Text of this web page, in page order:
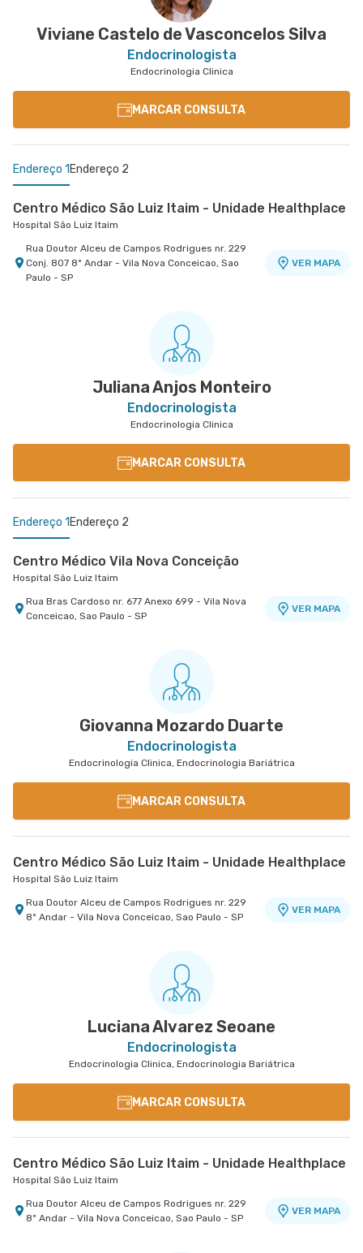
Viviane Castelo de Vasconcelos Silva
Endocrinologista
Endocrinologia Clinica
MARCAR CONSULTA
Endereço 1 Endereço 2
Centro Médico São Luiz Itaim - Unidade Healthplace
Hospital São Luiz Itaim
Rua Doutor Alceu de Campos Rodrigues nr. 229
Conj. 807 8º Andar - Vila Nova Conceicao, Sao
Paulo - SP
VER MAPA
Rua Das Perobas nr. 266 - Jabaquara, Sao Paulo
Juliana Anjos Monteiro
Endocrinologista
Endocrinologia Clinica
MARCAR CONSULTA
Endereço 1 Endereço 2
Centro Médico Vila Nova Conceição
Hospital São Luiz Itaim
Rua Bras Cardoso nr. 677 Anexo 699 - Vila Nova
Conceicao, Sao Paulo - SP
VER MAPA
Rua Engenheiro Oscar Americano nr. 1070 -
Cidade Jardim, Sao Paulo - SP
Giovanna Mozardo Duarte
Endocrinologista
Endocrinologia Clinica, Endocrinologia Bariátrica
MARCAR CONSULTA
Centro Médico São Luiz Itaim - Unidade Healthplace
Hospital São Luiz Itaim
Rua Doutor Alceu de Campos Rodrigues nr. 229
8º Andar - Vila Nova Conceicao, Sao Paulo - SP
VER MAPA
Luciana Alvarez Seoane
Endocrinologista
Endocrinologia Clinica, Endocrinologia Bariátrica
MARCAR CONSULTA
Centro Médico São Luiz Itaim - Unidade Healthplace
Hospital São Luiz Itaim
Rua Doutor Alceu de Campos Rodrigues nr. 229
8º Andar - Vila Nova Conceicao, Sao Paulo - SP
VER MAPA